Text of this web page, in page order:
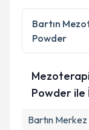
Bartın
Powder
Mezoterapi
Powder ile
Bartın Merkez